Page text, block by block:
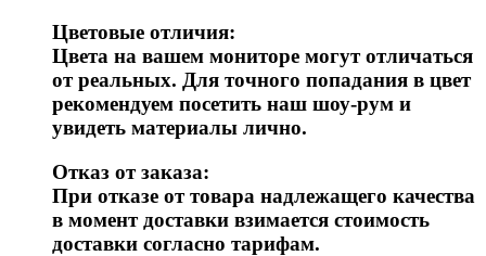
Цветовые отличия:
Цвета на вашем мониторе могут отличаться
от реальных. Для точного попадания в цвет
рекомендуем посетить наш шоу-рум и
увидеть материалы лично.
Отказ от заказа:
При отказе от товара надлежащего качества
в момент доставки взимается стоимость
доставки согласно тарифам.